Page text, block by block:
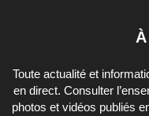
Toute actualité et
en direct. Consulter
photos et vidéos publiés